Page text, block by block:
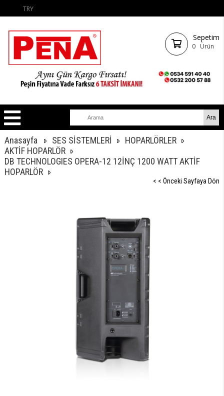
TRY
Sepetim
0 Ürün
Anasayfa SES SİSTEMLERİ
HOPARLÖRLER
AKTİF HOPARLÖR
DB TECHNOLOGIES OPERA-12 12İNÇ 1200 WATT AKTİF
HOPARLÖR
< < Önceki Sayfaya Dön